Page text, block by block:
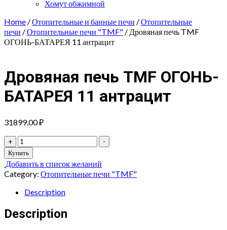
Хомут обжимной
Home /Отопительные и банные печи /Отопительные
печи /Отопительные печи "TMF" / Дровяная печь TMF
ОГОНЬ-БАТАРЕЯ 11 антрацит
Дровяная печь TMF ОГОНЬ-
БАТАРЕЯ 11 антрацит
31899,00₽
+
Дровяная
печь
TMF
ОГОНЬ-
БАТАРЕЯ
11
антрацит
quantity
-
Купить
Добавить в список желаний
Category: Отопительные печи "TMF"
Description
Description